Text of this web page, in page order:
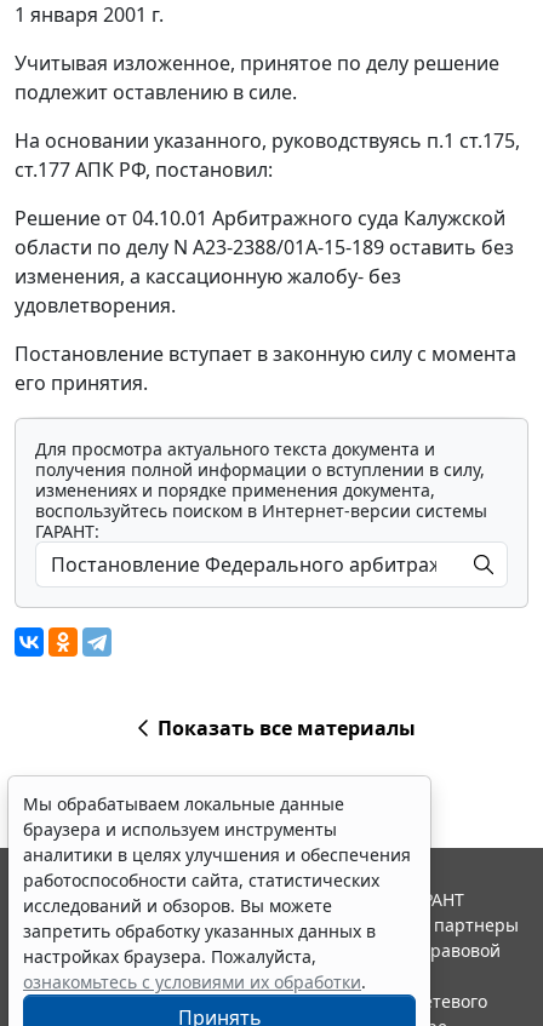
1 января 2001 г.
Учитывая изложенное, принятое по делу решение
подлежит оставлению в силе.
На основании указанного, руководствуясь п.1 ст.175,
ст.177АПК РФ, постановил:
Решение от 04.10.01 Арбитражного суда Калужской
области по делу N А23-2388/01А-15-189 оставить без
изменения, а кассационную жалобу- без
удовлетворения.
Постановление вступает в законную силу с момента
его принятия.
Для просмотра актуального текста документа и
получения полной информации о вступлении в силу,
изменениях и порядке применения документа,
воспользуйтесь поиском в Интернет-версии системы
ГАРАНТ:
Показать все материалы
Мы обрабатываем локальные данные
браузера и используем инструменты
аналитики в целях улучшения и обеспечения
работоспособности сайта, статистических
исследований и обзоров. Вы можете
запретить обработку указанных данных в
настройках браузера. Пожалуйста,
ознакомьтесь с условиями их обработки.
Принять
© ООО "НПП "ГАРАНТ-СЕРВИС", 2026. Система ГАРАНТ
выпускается с 1990 года. Компания "Гарант" и ее партнеры
являются участниками Российской ассоциации правовой
информации ГАРАНТ.
Портал ГАРАНТ.РУ зарегистрирован в качестве сетевого